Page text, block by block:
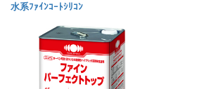
水系ﾌｧｲﾝｺｰﾄｼﾘｺﾝ